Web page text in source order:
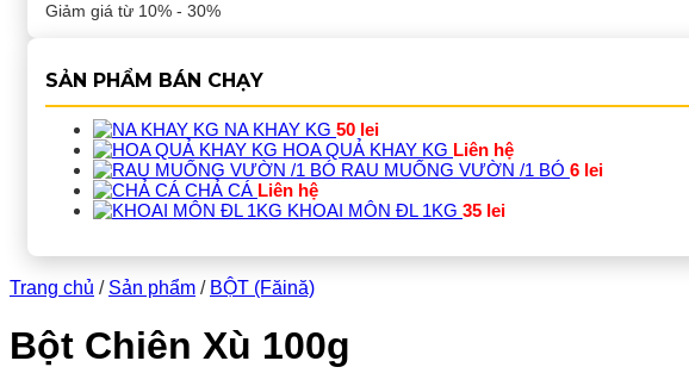
Giảm giá từ 10% - 30%
SẢN PHẨM BÁN CHẠY
NA KHAY KG 50 lei
HOA QUẢ KHAY KG Liên hệ
RAU MUỐNG VƯỜN /1 BÓ 6 lei
CHẢ CÁ Liên hệ
KHOAI MÔN ĐL 1KG 35 lei
Trang chủ / Sản phẩm / BỘT (Făină)
Bột Chiên Xù 100g